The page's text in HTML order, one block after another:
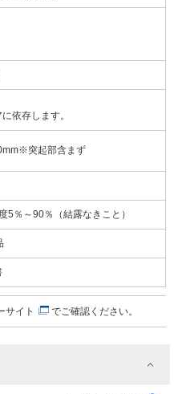
依存します。
突起部含まず
％～90％（結露なきこと）
サイト でご確認ください。